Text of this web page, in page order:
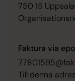
750 15 Uppsala
Faktura via
Till denna